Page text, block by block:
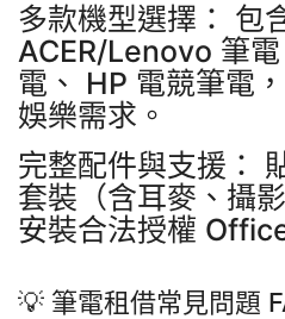
多款機型選擇： 包
ACER/Lenovo 筆
電、 HP 電競筆電
娛樂需求。
完整配件與支援：
套裝（含耳麥、攝
安裝合法授權
💡 筆電租借常見問題